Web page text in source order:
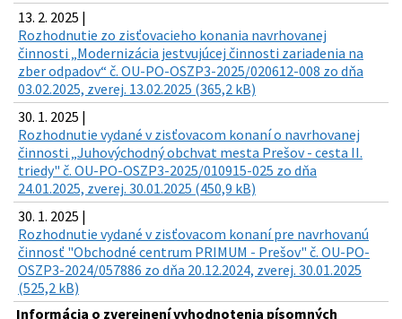
13. 2. 2025 |
Rozhodnutie zo zisťovacieho konania navrhovanej
činnosti „Modernizácia jestvujúcej činnosti zariadenia na
zber odpadov“ č. OU-PO-OSZP3-2025/020612-008 zo dňa
03.02.2025, zverej. 13.02.2025 (365,2 kB)
30. 1. 2025 |
Rozhodnutie vydané v zisťovacom konaní o navrhovanej
činnosti „Juhovýchodný obchvat mesta Prešov - cesta II.
triedy" č. OU-PO-OSZP3-2025/010915-025 zo dňa
24.01.2025, zverej. 30.01.2025 (450,9 kB)
30. 1. 2025 |
Rozhodnutie vydané v zisťovacom konaní pre navrhovanú
činnosť "Obchodné centrum PRIMUM - Prešov" č. OU-PO-
OSZP3-2024/057886 zo dňa 20.12.2024, zverej. 30.01.2025
(525,2 kB)
Informácia o zverejnení vyhodnotenia písomných